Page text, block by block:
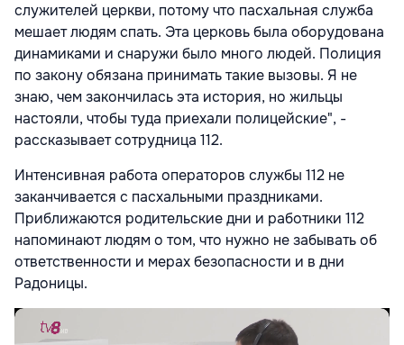
служителей церкви, потому что пасхальная служба
мешает людям спать. Эта церковь была оборудована
динамиками и снаружи было много людей. Полиция
по закону обязана принимать такие вызовы. Я не
знаю, чем закончилась эта история, но жильцы
настояли, чтобы туда приехали полицейские", -
рассказывает сотрудница 112.
Интенсивная работа операторов службы 112 не
заканчивается с пасхальными праздниками.
Приближаются родительские дни и работники 112
напоминают людям о том, что нужно не забывать об
ответственности и мерах безопасности и в дни
Радоницы.